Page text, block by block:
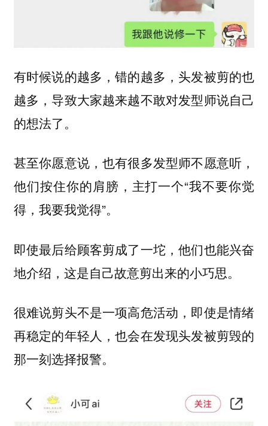
有时候说的越多，错的越多，头发被剪的也
越多，导致大家越来越不敢对发型师说自己
的想法了。
甚至你愿意说，也有很多发型师不愿意听，
他们按住你的肩膀，主打一个“我不要你觉
得，我要我觉得”。
即使最后给顾客剪成了一坨，他们也能兴奋
地介绍，这是自己故意剪出来的小巧思。
很难说剪头不是一项高危活动，即使是情绪
再稳定的年轻人，也会在发现头发被剪毁的
那一刻选择报警。